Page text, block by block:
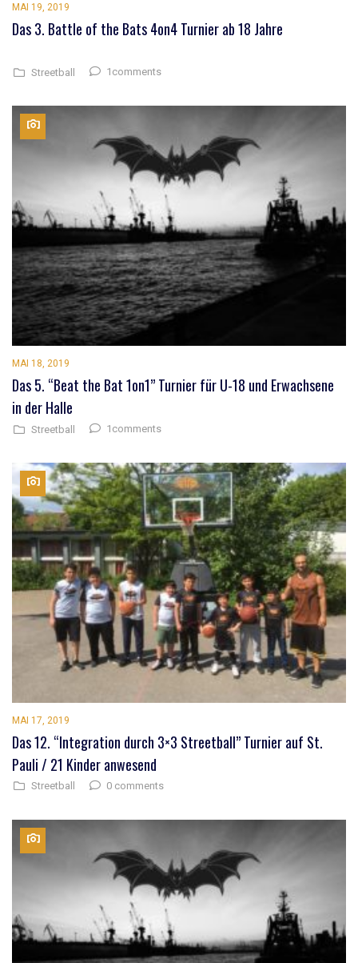
MAI 19, 2019
Das 3. Battle of the Bats 4on4 Turnier ab 18 Jahre
Streetball 1comments
MAI 18, 2019
Das 5. “Beat the Bat 1on1” Turnier für U-18 und Erwachsene
in der Halle
Streetball 1comments
MAI 17, 2019
Das 12. “Integration durch 3×3 Streetball” Turnier auf St.
Pauli / 21 Kinder anwesend
Streetball 0 comments